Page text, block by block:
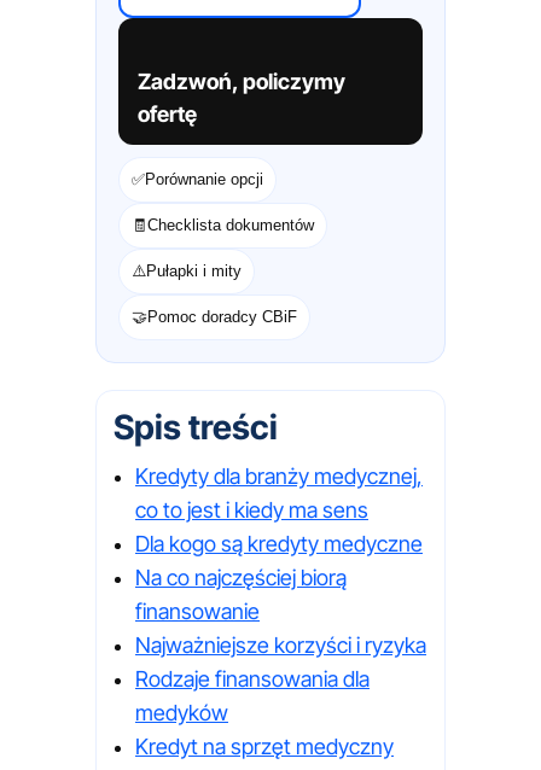
Zadzwoń, policzymy
ofertę
✅Porównanie opcji
🧾Checklista dokumentów
⚠️Pułapki i mity
🤝Pomoc doradcy CBiF
Spis treści
Kredyty dla branży medycznej,
co to jest i kiedy ma sens
Dla kogo są kredyty medyczne
Na co najczęściej biorą
finansowanie
Najważniejsze korzyści i ryzyka
Rodzaje finansowania dla
medyków
Kredyt na sprzęt medyczny